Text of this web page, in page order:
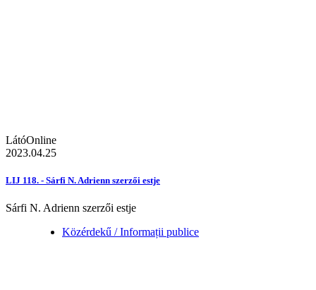
LátóOnline
2023.04.25
LIJ 118. - Sárfi N. Adrienn szerzői estje
Sárfi N. Adrienn szerzői estje
Közérdekű / Informații publice